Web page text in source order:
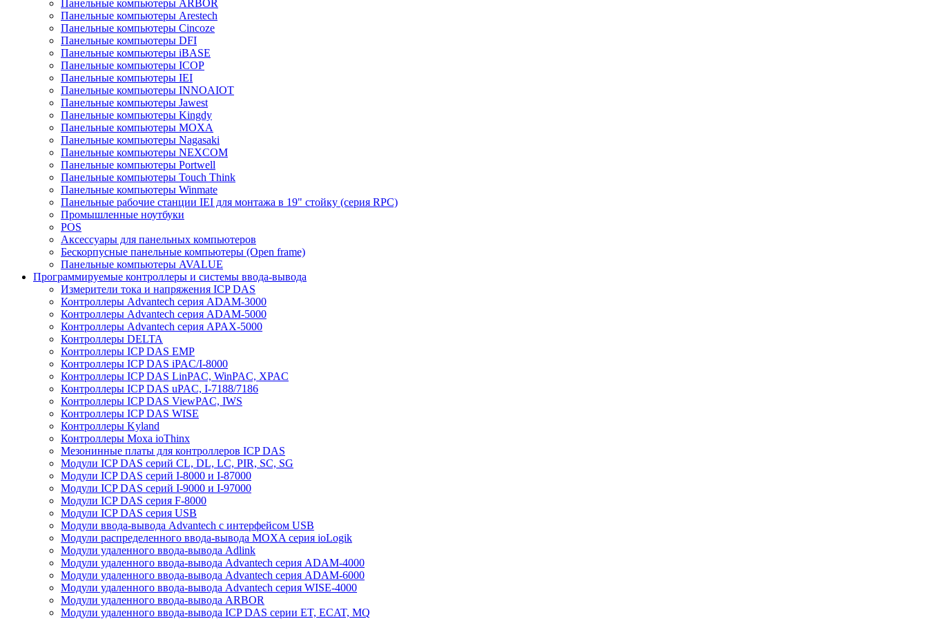
Панельные компьютеры ARBOR
Панельные компьютеры Arestech
Панельные компьютеры Cincoze
Панельные компьютеры DFI
Панельные компьютеры iBASE
Панельные компьютеры ICOP
Панельные компьютеры IEI
Панельные компьютеры INNOAIOT
Панельные компьютеры Jawest
Панельные компьютеры Kingdy
Панельные компьютеры MOXA
Панельные компьютеры Nagasaki
Панельные компьютеры NEXCOM
Панельные компьютеры Portwell
Панельные компьютеры Touch Think
Панельные компьютеры Winmate
Панельные рабочие станции IEI для монтажа в 19" стойку (серия RPC)
Промышленные ноутбуки
POS
Аксессуары для панельных компьютеров
Бескорпусные панельные компьютеры (Open frame)
Панельные компьютеры AVALUE
Программируемые контроллеры и системы ввода-вывода
Измерители тока и напряжения ICP DAS
Контроллеры Advantech серия ADAM-3000
Контроллеры Advantech серия ADAM-5000
Контроллеры Advantech серия APAX-5000
Контроллеры DELTA
Контроллеры ICP DAS EMP
Контроллеры ICP DAS iPAC/I-8000
Контроллеры ICP DAS LinPAC, WinPAC, XPAC
Контроллеры ICP DAS uPAC, I-7188/7186
Контроллеры ICP DAS ViewPAC, IWS
Контроллеры ICP DAS WISE
Контроллеры Kyland
Контроллеры Moxa ioThinx
Мезонинные платы для контроллеров ICP DAS
Модули ICP DAS серий CL, DL, LC, PIR, SC, SG
Модули ICP DAS серий I-8000 и I-87000
Модули ICP DAS серий I-9000 и I-97000
Модули ICP DAS серия F-8000
Модули ICP DAS серия USB
Модули ввода-вывода Advantech с интерфейсом USB
Модули распределенного ввода-вывода MOXA серия ioLogik
Модули удаленного ввода-вывода Adlink
Модули удаленного ввода-вывода Advantech серия ADAM-4000
Модули удаленного ввода-вывода Advantech серия ADAM-6000
Модули удаленного ввода-вывода Advantech серия WISE-4000
Модули удаленного ввода-вывода ARBOR
Модули удаленного ввода-вывода ICP DAS серии ET, ECAT, MQ